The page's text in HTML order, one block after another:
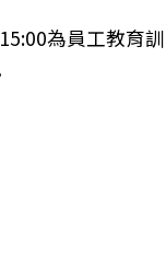
為員工教育訓